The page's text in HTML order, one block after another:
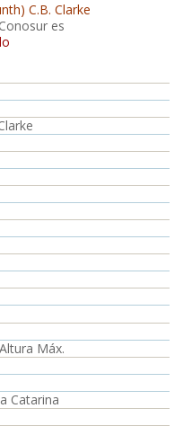
C.B. Clarke
es
Máx.
Catarina